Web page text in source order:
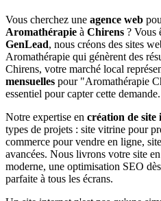
Vous cherchez une agence web
Aromathérapie à Chirens ? Vous
GenLead, nous créons des sites
Aromathérapie qui génèrent des
Chirens, votre marché local
mensuelles pour "Aromathérapie
essentiel pour capter cette demande.
Notre expertise en création de site
types de projets : site vitrine pour
commerce pour vendre en ligne,
avancées. Nous livrons votre site en
moderne, une optimisation SEO
parfaite à tous les écrans.